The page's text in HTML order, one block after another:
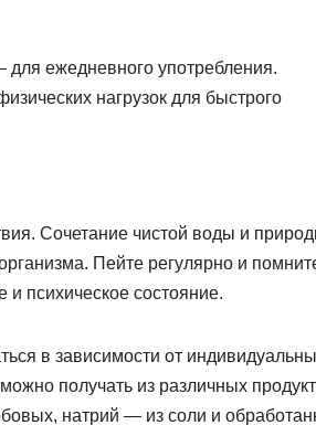
для ежедневного употребления.
нагрузок для быстрого
Сочетание чистой воды и
Пейте регулярно и
психическое состояние.
в зависимости от
получать из различных
натрий — из соли и